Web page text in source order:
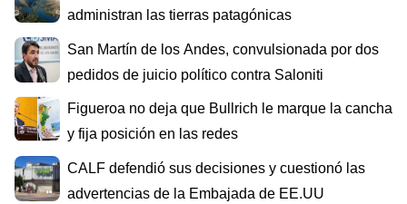
administran las tierras patagónicas
San Martín de los Andes, convulsionada por dos
pedidos de juicio político contra Saloniti
Figueroa no deja que Bullrich le marque la cancha
y fija posición en las redes
CALF defendió sus decisiones y cuestionó las
advertencias de la Embajada de EE.UU